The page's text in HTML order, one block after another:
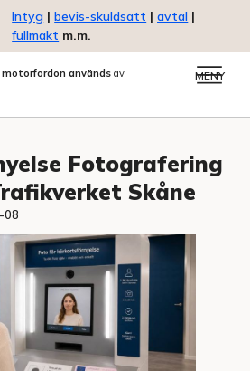
Intyg | bevis-skuldsatt | avtal |
fullmakt m.m.
motorfordon används av
MENY
Fotografering
Skåne
08